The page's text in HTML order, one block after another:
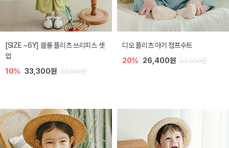
[SIZE ~6Y] 블룸 플리츠 쓰리피스 셋
업
10% 33,300원 37,000원
디오 플리츠 아기 점프수트
20% 26,400원 33,000원